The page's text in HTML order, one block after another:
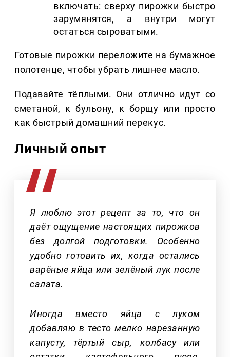
включать: сверху пирожки быстро
зарумянятся, а внутри могут
остаться сыроватыми.
Готовые пирожки переложите на бумажное
полотенце, чтобы убрать лишнее масло.
Подавайте тёплыми. Они отлично идут со
сметаной, к бульону, к борщу или просто
как быстрый домашний перекус.
Личный опыт
Я люблю этот рецепт за то, что он
даёт ощущение настоящих пирожков
без долгой подготовки. Особенно
удобно готовить их, когда остались
варёные яйца или зелёный лук после
салата.
Иногда вместо яйца с луком
добавляю в тесто мелко нарезанную
капусту, тёртый сыр, колбасу или